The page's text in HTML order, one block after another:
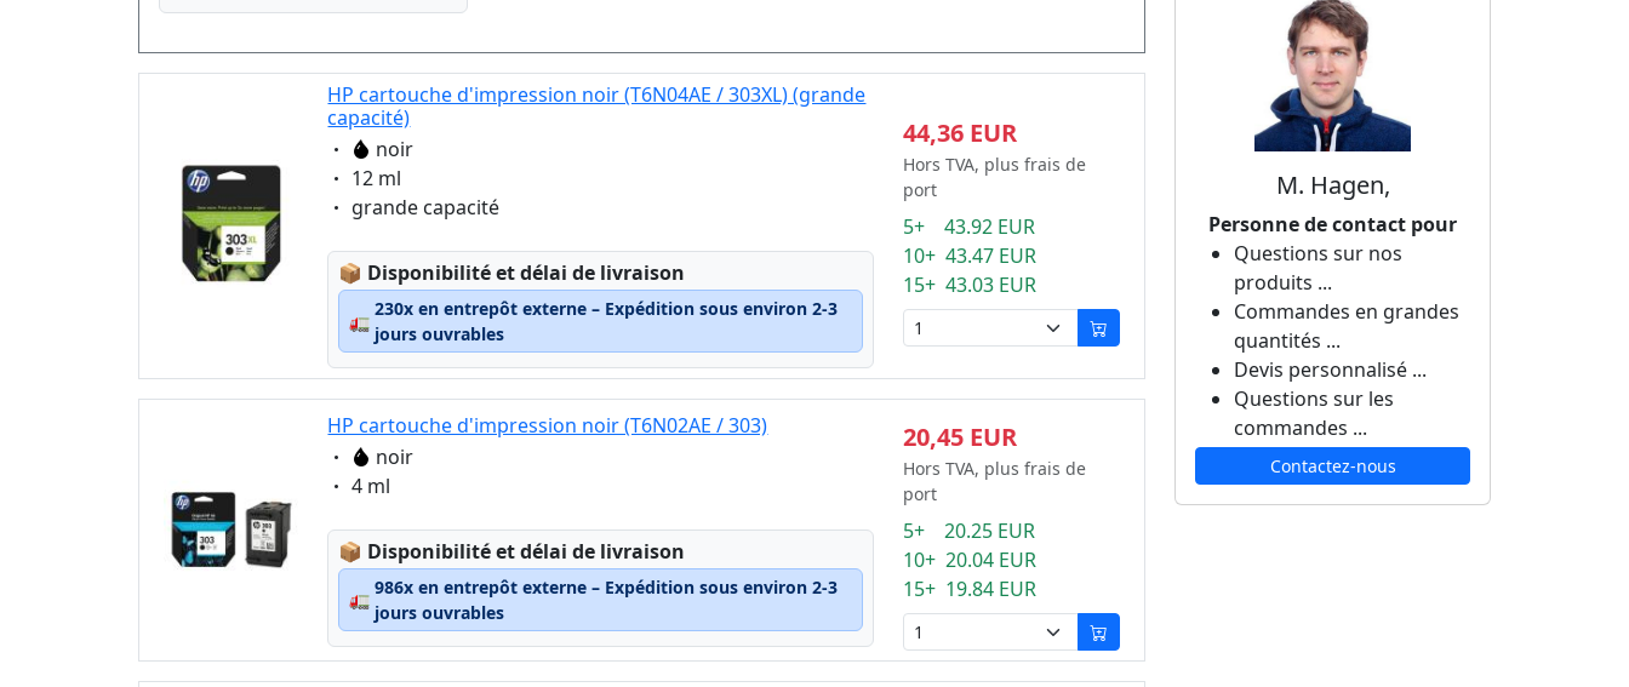
HP cartouche d'impression noir (T6N04AE / 303XL) (grande
capacité)
Eigenschaft:
noir
Eigenschaft:
12 ml
Eigenschaft:
grande capacité
📦 Lagerstatus:
Disponibilité et délai de livraison
🚛
230x en entrepôt externe – Expédition sous environ 2-3
jours ouvrables
44,36 EUR
Hors TVA, plus frais de
port
5+ 43.92 EUR
10+ 43.47 EUR
15+ 43.03 EUR
HP cartouche d'impression noir (T6N02AE / 303)
Eigenschaft:
noir
Eigenschaft:
4 ml
📦 Lagerstatus:
Disponibilité et délai de livraison
🚛
986x en entrepôt externe – Expédition sous environ 2-3
jours ouvrables
20,45 EUR
Hors TVA, plus frais de
port
5+ 20.25 EUR
10+ 20.04 EUR
15+ 19.84 EUR
M. Hagen,
Personne de contact pour
Questions sur nos
produits ...
Commandes en grandes
quantités ...
Devis personnalisé ...
Questions sur les
commandes ...
Contactez-nous